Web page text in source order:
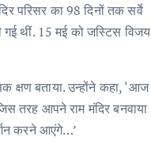
परिसर का 98 दिनों तक सर्वे
गई थीं. 15 मई को जस्टिस विजय
क्षण बताया. उन्होंने कहा, ‘आज
तरह आपने राम मंदिर बनवाया
करने आएंगे…’